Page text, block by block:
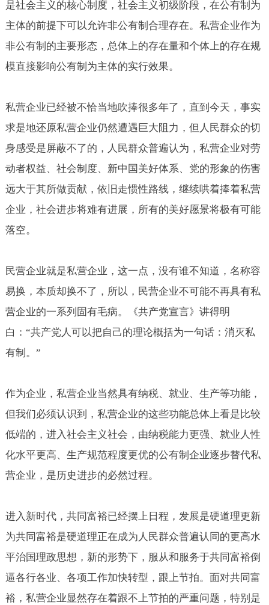
是社会主义的核心制度，社会主义初级阶段，在公有制为
主体的前提下可以允许非公有制合理存在。私营企业作为
非公有制的主要形态，总体上的存在量和个体上的存在规
模直接影响公有制为主体的实行效果。
私营企业已经被不恰当地吹捧很多年了，直到今天，事实
求是地还原私营企业仍然遭遇巨大阻力，但人民群众的切
身感受是屏蔽不了的，人民群众普遍认为，私营企业对劳
动者权益、社会制度、新中国美好体系、党的形象的伤害
远大于其所做贡献，依旧走惯性路线，继续哄着捧着私营
企业，社会进步将难有进展，所有的美好愿景将极有可能
落空。
民营企业就是私营企业，这一点，没有谁不知道，名称容
易换，本质却换不了，所以，民营企业不可能不再具有私
营企业的一系列固有毛病。《共产党宣言》讲得明
白：“共产党人可以把自己的理论概括为一句话：消灭私
有制。”
作为企业，私营企业当然具有纳税、就业、生产等功能，
但我们必须认识到，私营企业的这些功能总体上看是比较
低端的，进入社会主义社会，由纳税能力更强、就业人性
化水平更高、生产规范程度更优的公有制企业逐步替代私
营企业，是历史进步的必然过程。
进入新时代，共同富裕已经摆上日程，发展是硬道理更新
为共同富裕是硬道理正在成为人民群众普遍认同的更高水
平治国理政思想，新的形势下，服从和服务于共同富裕倒
逼各行各业、各项工作加快转型，跟上节拍。面对共同富
裕，私营企业显然存在着跟不上节拍的严重问题，特别是